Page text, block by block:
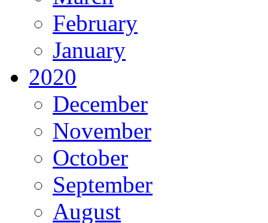
February
January
2020
December
November
October
September
August